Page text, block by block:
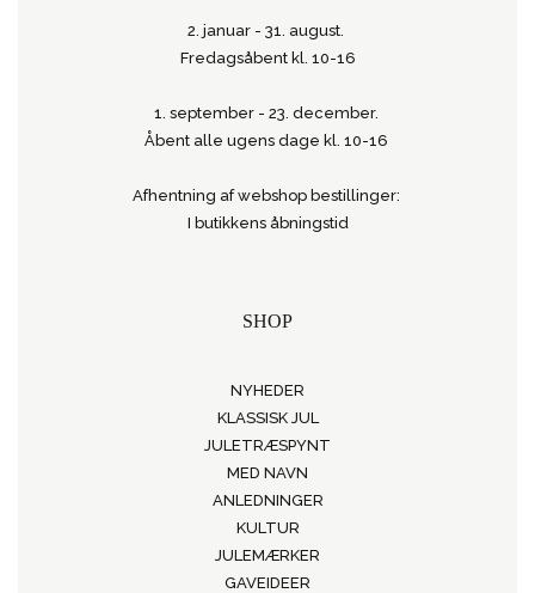
2. januar - 31. august.
Fredagsåbent kl. 10-16
1. september - 23. december.
Åbent alle ugens dage kl. 10-16
Afhentning af webshop bestillinger:
I butikkens åbningstid
SHOP
NYHEDER
KLASSISK JUL
JULETRÆSPYNT
MED NAVN
ANLEDNINGER
KULTUR
JULEMÆRKER
GAVEIDEER